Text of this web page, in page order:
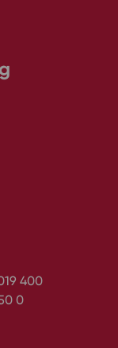
400
0